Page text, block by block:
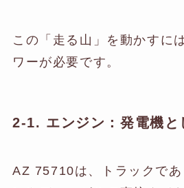
この「走る山」を動かすに
ワーが必要です。
2-1. エンジン：発電機と
AZ 75710は、トラックであ